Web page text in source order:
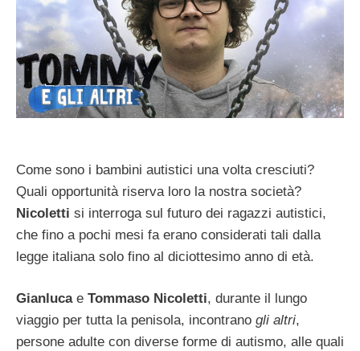
Come sono i bambini autistici una volta cresciuti?
Quali opportunità riserva loro la nostra società?
Nicoletti si interroga sul futuro dei ragazzi autistici,
che fino a pochi mesi fa erano considerati tali dalla
legge italiana solo fino al diciottesimo anno di età.
Gianluca e Tommaso Nicoletti, durante il lungo
viaggio per tutta la penisola, incontrano gli altri,
persone adulte con diverse forme di autismo, alle quali